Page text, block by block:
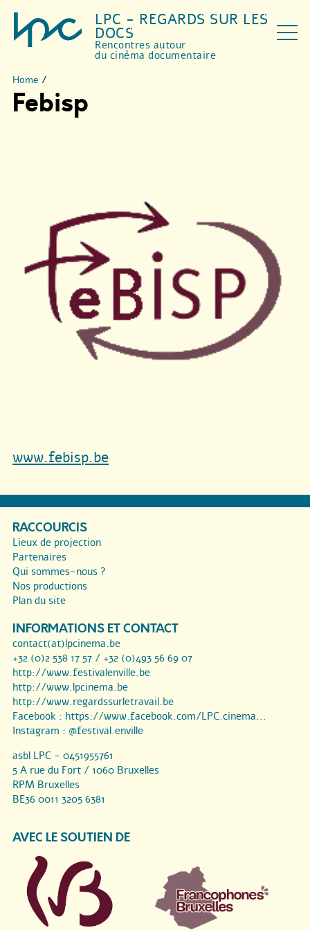
LPC - REGARDS SUR LES
DOCS
Rencontres autour
du cinéma documentaire
Home /
Febisp
www.febisp.be
RACCOURCIS
Lieux de projection
Partenaires
Qui sommes-nous ?
Nos productions
Plan du site
INFORMATIONS ET CONTACT
contact(at)lpcinema.be
+32 (0)2 538 17 57 / +32 (0)493 56 69 07
http://www.festivalenville.be
http://www.lpcinema.be
http://www.regardssurletravail.be
Facebook : https://www.facebook.com/LPC.cinema...
Instagram : @festival.enville
asbl LPC - 0451955761
5 A rue du Fort / 1060 Bruxelles
RPM Bruxelles
BE36 0011 3205 6381
AVEC LE SOUTIEN DE